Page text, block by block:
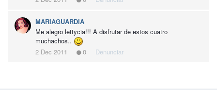
MARIAGUARDIA
Me alegro lettycia!!! A disfrutar de estos cuatro
muchachos..
2 Dec 2011
0 Denunciar